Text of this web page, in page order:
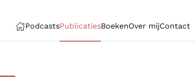
PodcastsPublicatiesBoekenOver mijContact